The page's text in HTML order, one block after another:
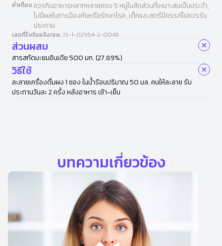
คำเตือน ควรกินอาหารหลากหลายครบ 5 หมู่ในสัดส่วนที่เหมาะสมเป็นประจำ,
ไม่มีผลในการป้องกันหรือรักษาโรค, เด็กและสตรีมีครรภ์ไม่ควรรับ
ประทาน
เลขที่ใบรับแจ้ง/อย. 13-1-02954-2-0048
ส่วนผสม
สารสกัดมะยมอินเดีย 500 มก. (27.89%)
วิธีใช้
ละลายเครื่องดื่มผง 1 ซอง ในน้ำร้อนปริมาณ 50 มล. คนให้ละลาย รับ
ประทานวันละ 2 ครั้ง หลังอาหาร เช้า-เย็น
บทความเกี่ยวข้อง